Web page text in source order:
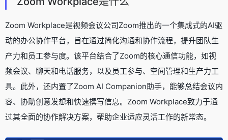
Zoom Workplace是视频会议公司Zoom推出的一个集成式的AI驱
动的办公协作平台，旨在通过简化沟通和协作流程，提升团队生
产力和员工参与度。该平台结合了Zoom的核心通信功能，如视
频会议、聊天和电话服务，以及员工参与、空间管理和生产力工
具。此外，还内置了Zoom AI Companion助手，能够总结会议内
容、协助创意发想和快速撰写信息。Zoom Workplace致力于通
过其全面的协作解决方案，帮助企业适应灵活工作的新常态。